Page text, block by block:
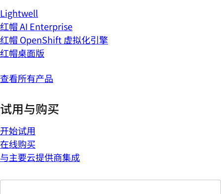
Lightwell
红帽 AI Enterprise
红帽 OpenShift 虚拟化引擎
红帽桌面版
查看所有产品
试用与购买
开始试用
在线购买
与主要云提供商集成